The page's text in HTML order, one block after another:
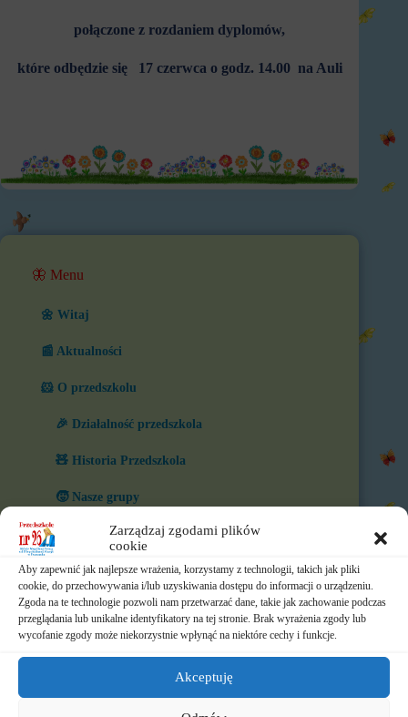
Zarządzaj zgodami plików
cookie
Aby zapewnić jak najlepsze wrażenia, korzystamy z technologii, takich jak pliki
cookie, do przechowywania i/lub uzyskiwania dostępu do informacji o urządzeniu.
Zgoda na te technologie pozwoli nam przetwarzać dane, takie jak zachowanie podczas
przeglądania lub unikalne identyfikatory na tej stronie. Brak wyrażenia zgody lub
wycofanie zgody może niekorzystnie wpłynąć na niektóre cechy i funkcje.
Akceptuję
połączone z rozdaniem dyplomów,
które odbędzie się 17 czerwca o godz. 14.00 na Auli
🦋 Menu
🌼 Witaj
📰 Aktualności
🐹 O przedszkolu
🎉 Działalność przedszkola
🧸 Historia Przedszkola
🧒 Nasze grupy
🏆 Co nas wyróżnia?
🎨 W naszym przedszkolu
⏲️ Ramowy rozkład dnia
📃 Dokumenty
⛪ Historia Zgromadzenia